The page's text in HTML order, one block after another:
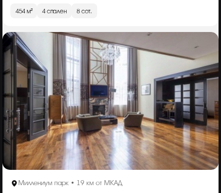
454 м² 4 спален 8 сот.
Миллениум парк • 19 км от МКАД